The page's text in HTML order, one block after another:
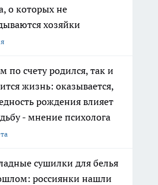
о которых не
хозяйки
по счету родился, так и
жизнь: оказывается,
рождения влияет
- мнение психолога
сушилки для белья
россиянки нашли